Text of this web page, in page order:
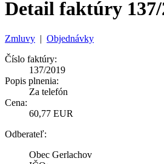
Detail faktúry 137/
Zmluvy | Objednávky
Číslo faktúry:
137/2019
Popis plnenia:
Za telefón
Cena:
60,77 EUR
Odberateľ:
Obec Gerlachov